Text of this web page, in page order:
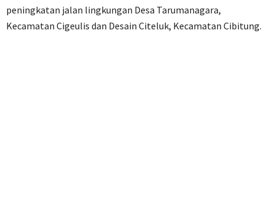
peningkatan jalan lingkungan Desa Tarumanagara,
Kecamatan Cigeulis dan Desain Citeluk, Kecamatan Cibitung.